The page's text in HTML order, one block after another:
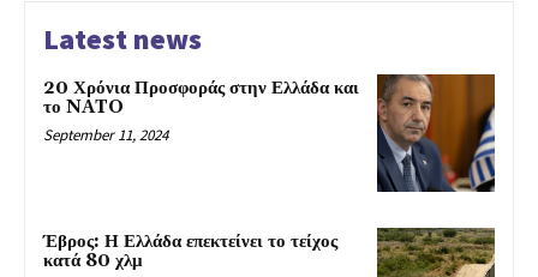
Latest news
20 Χρόνια Προσφοράς στην Ελλάδα και
το NATO
September 11, 2024
Έβρος: Η Ελλάδα επεκτείνει το τείχος
κατά 80 χλμ